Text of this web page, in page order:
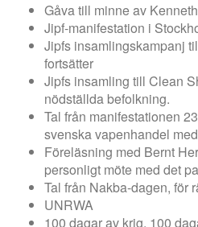
Gåva till minne av
Jipf-manifestation i
Jipfs insamlingskampanj
fortsätter
Jipfs insamling till Clean
nödställda befolkning.
Tal från manifestationen
svenska vapenhandel
Föreläsning med Bernt
personligt möte med det
Tal från Nakba-dagen, för
UNRWA
100 dagar av krig, 100